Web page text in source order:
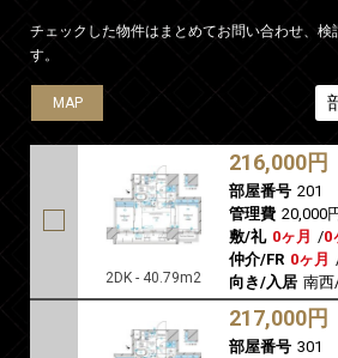
チェックした物件はまとめてお問い合わせ、検
す。
MAP
2DK - 40.79m2
216,000円
部屋番号 201
管理費 20,000
敷/礼 0ヶ月 /0
仲介/FR 0ヶ月
向き/入居 南西
MAP
217,000円
部屋番号 301
MAP
MAP
MAP